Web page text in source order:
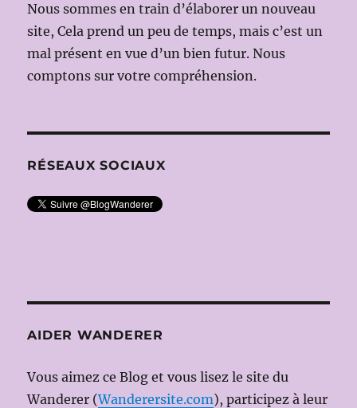
Nous sommes en train d’élaborer un nouveau
site, Cela prend un peu de temps, mais c’est un
mal présent en vue d’un bien futur. Nous
comptons sur votre compréhension.
RÉSEAUX SOCIAUX
AIDER WANDERER
Vous aimez ce Blog et vous lisez le site du
Wanderer (Wanderersite.com), participez à leur